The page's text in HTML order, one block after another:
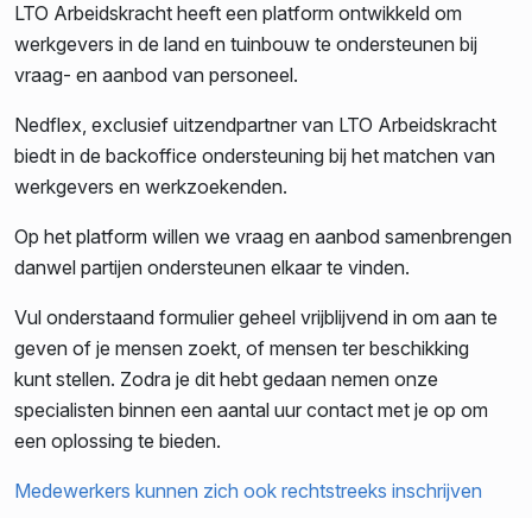
LTO Arbeidskracht heeft een platform ontwikkeld om
werkgevers in de land en tuinbouw te ondersteunen bij
vraag- en aanbod van personeel.
Nedflex, exclusief uitzendpartner van LTO Arbeidskracht
biedt in de backoffice ondersteuning bij het matchen van
werkgevers en werkzoekenden.
Op het platform willen we vraag en aanbod samenbrengen
danwel partijen ondersteunen elkaar te vinden.
Vul onderstaand formulier geheel vrijblijvend in om aan te
geven of je mensen zoekt, of mensen ter beschikking
kunt stellen. Zodra je dit hebt gedaan nemen onze
specialisten binnen een aantal uur contact met je op om
een oplossing te bieden.
Medewerkers kunnen zich ook rechtstreeks inschrijven